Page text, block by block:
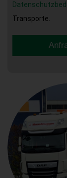
Transporte.